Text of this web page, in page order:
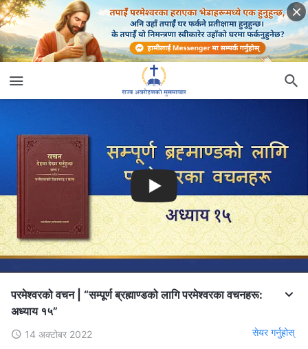
परमेश्‍वरको वचन | “सम्पूर्ण ब्रह्माण्डको लागि परमेश्‍वरका वचनहरू:
अध्याय १५”
14 अक्टोबर 2022 सेयर गर्नुहोस्